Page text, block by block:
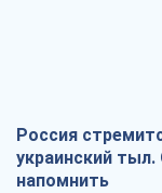
Россия
украинский
напомнить